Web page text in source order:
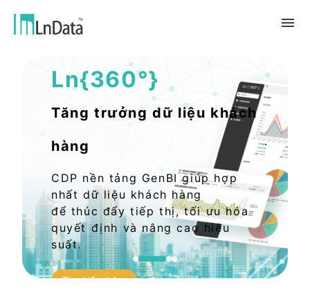
Về chúng tôi
Giới thiệu về công ty
Đội ngũ & Tổ chức
Nhân tài & Văn hóa
Đối tác
giải pháp
Ln{CARBON}
Nền tảng Phân Tích Hệ Số Phát Thải
Carbon
tiếp thị dữ liệu
Thị trường dữ liệu
Ln{360°}
Trung Tâm Tài Nguyên
Trường Hợp Khách Hàng
Báo Cáo & Sách Trắng
Sự Kiện & Hội Thảo Trực Tuyến
繁體中文
English
Ln{360°}
Tăng trưởng dữ liệu khách
hàng
CDP nền tảng GenBI giúp hợp
nhất dữ liệu khách hàng
để thúc đẩy tiếp thị, tối ưu hóa
quyết định và nâng cao hiệu
suất.
Tìm hiểu thêm